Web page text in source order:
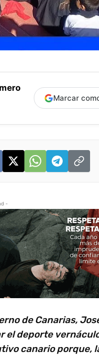
Marcar
-
de Canarias,
el deporte
canario porque,